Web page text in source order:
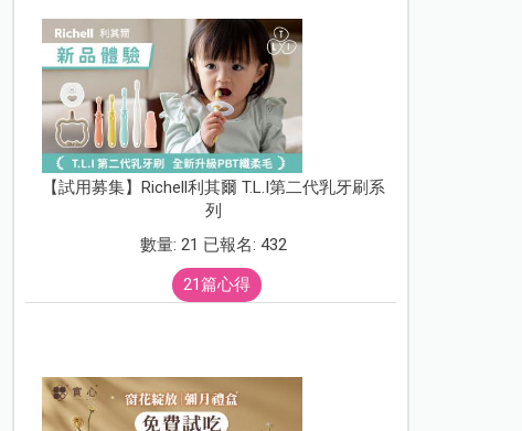
【試用募集】Richell利其爾 T.L.I第二代乳牙刷系
列
數量: 21 已報名: 432
21篇心得